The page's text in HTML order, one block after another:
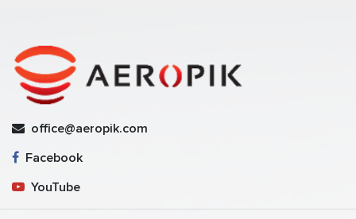
office@aeropik.com
Facebook
YouTube